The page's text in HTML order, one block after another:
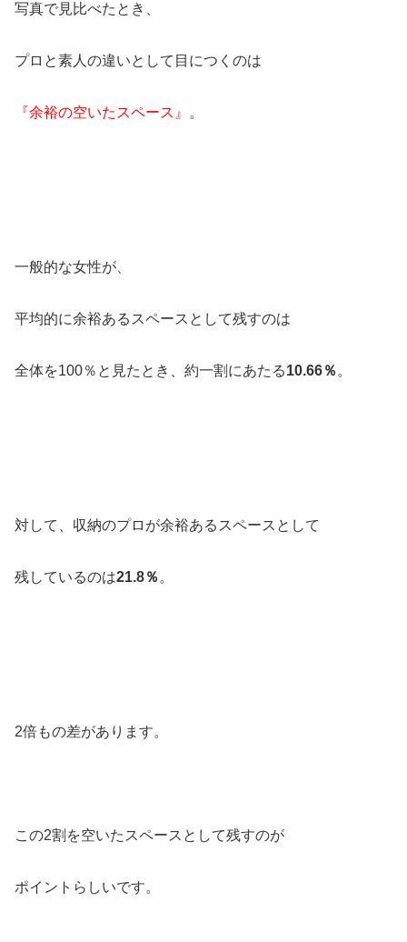
写真で見比べたとき、
プロと素人の違いとして目につくのは
『余裕の空いたスペース』 。
一般的な女性が、
平均的に余裕あるスペースとして残すのは
全体を100％と見たとき、約一割にあたる10.66％ 。
対して、収納のプロが余裕あるスペースとして
残しているのは21.8％ 。
2倍もの差があります。
この2割を空いたスペースとして残すのが
ポイントらしいです。